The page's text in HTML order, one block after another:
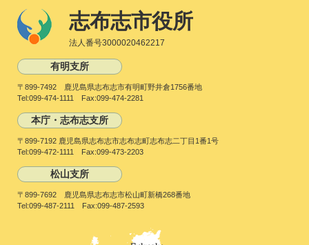
志布志市役所
法人番号3000020462217
有明支所
〒899-7492 鹿児島県志布志市有明町野井倉1756番地
Tel:099-474-1111 Fax:099-474-2281
本庁・志布志支所
〒899-7192 鹿児島県志布志市志布志町志布志二丁目1番1号
Tel:099-472-1111 Fax:099-473-2203
松山支所
〒899-7692 鹿児島県志布志市松山町新橋268番地
Tel:099-487-2111 Fax:099-487-2593